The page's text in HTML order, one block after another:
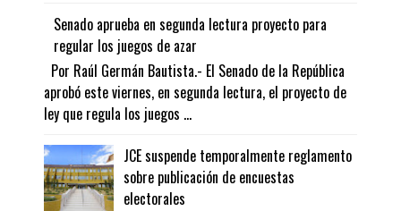
Senado aprueba en segunda lectura proyecto para
regular los juegos de azar
Por Raúl Germán Bautista.- El Senado de la República
aprobó este viernes, en segunda lectura, el proyecto de
ley que regula los juegos ...
JCE suspende temporalmente reglamento
sobre publicación de encuestas
electorales